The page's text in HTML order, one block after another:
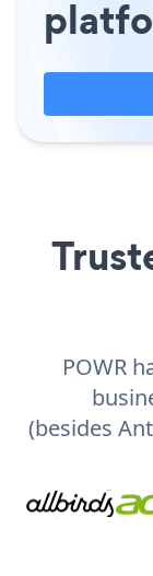
POWR
(besides